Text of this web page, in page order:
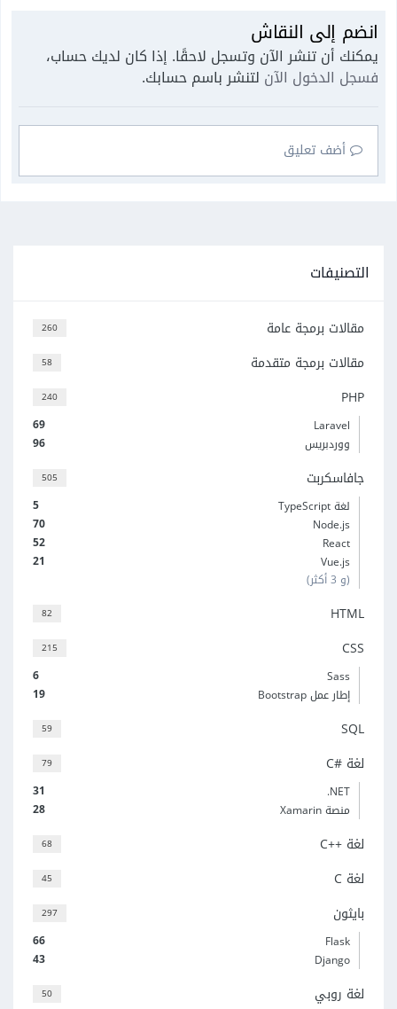
انضم إلى النقاش
يمكنك أن تنشر الآن وتسجل لاحقًا. إذا كان لديك حساب،
فسجل الدخول الآن لتنشر باسم حسابك.
أضف تعليق
التصنيفات
260 مقالات برمجة عامة
58 مقالات برمجة متقدمة
240 PHP
69
Laravel
96
ووردبريس
505 جافاسكربت
5
لغة TypeScript
70
Node.js
52
React
21
Vue.js
(و 3 أكثر)
82 HTML
215 CSS
6
Sass
19
إطار عمل Bootstrap
59 SQL
79 لغة C#‎
31
‎.NET
28
منصة Xamarin
68 لغة C++‎
45 لغة C
297 بايثون
66
Flask
43
Django
50 لغة روبي